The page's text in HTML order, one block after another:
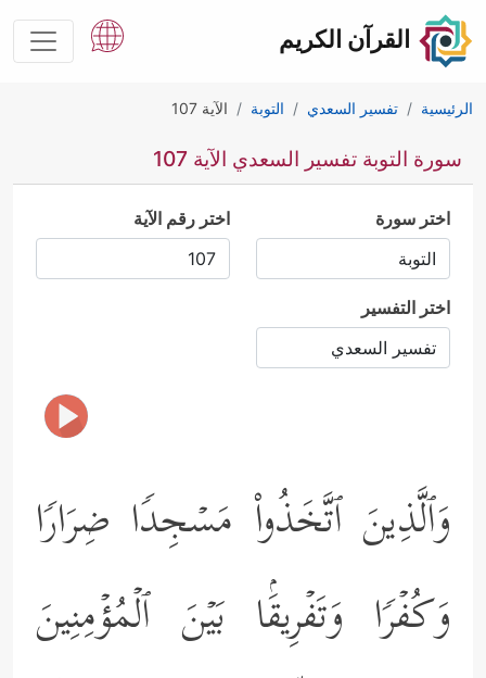
القرآن الكريم
الرئيسية تفسير السعدي التوبة الآية 107
سورة التوبة تفسير السعدي الآية 107
اختر سورة اختر رقم الآية
اختر التفسير
وَٱلَّذِینَ ٱتَّخَذُواْ مَسۡجِدࣰا ضِرَارࣰا
وَكُفۡرࣰا وَتَفۡرِیقَۢا بَیۡنَ ٱلۡمُؤۡمِنِینَ